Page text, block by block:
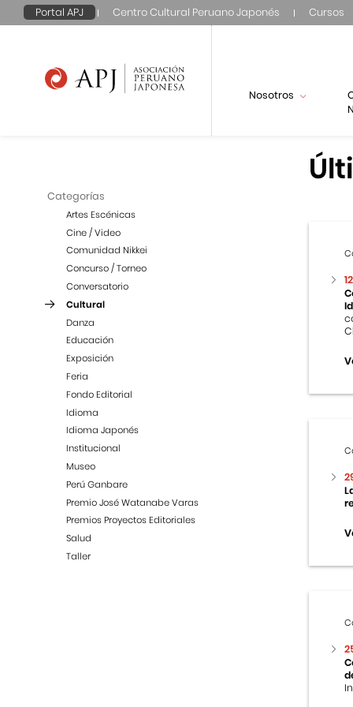
Portal APJ Centro Cultural Peruano Japonés Cursos
Nosotros
Categorías
Artes Escénicas
Cine / Video
Comunidad Nikkei
Concurso / Torneo
Conversatorio
Cultural
Danza
Educación
Exposición
Feria
Fondo Editorial
Idioma
Idioma Japonés
Institucional
Museo
Perú Ganbare
Premio José Watanabe Varas
Premios Proyectos Editoriales
Salud
Taller